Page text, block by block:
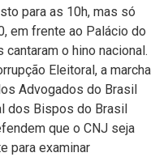
para as 10h, mas só
em frente ao Palácio do
o hino nacional.
Eleitoral, a marcha
Advogados do Brasil
dos Bispos do Brasil
que o CNJ seja
para examinar